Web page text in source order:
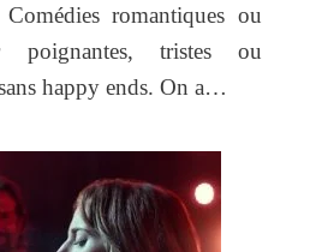
romantiques ou
poignantes, tristes ou
happy ends. On a…